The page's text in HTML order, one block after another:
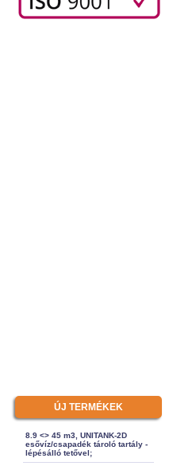
ÚJ TERMÉKEK
8.9 <> 45 m3, UNITANK-2D
esővíz/csapadék tároló tartály -
lépésálló tetővel;